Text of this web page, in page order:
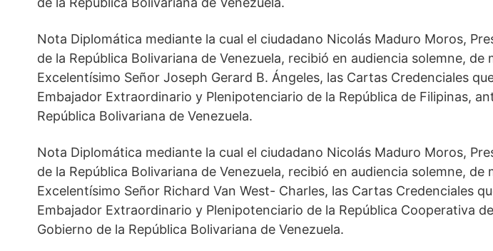
Nota Diplomática mediante la cual el ciudadano Nicolás Maduro Moros,
de la República Bolivariana de Venezuela, recibió en audiencia solemne, de
Excelentísimo Señor Joseph Gerard B. Ángeles, las Cartas Credenciales
Embajador Extraordinario y Plenipotenciario de la República de Filipinas,
República Bolivariana de Venezuela.
Nota Diplomática mediante la cual el ciudadano Nicolás Maduro Moros,
de la República Bolivariana de Venezuela, recibió en audiencia solemne, de
Excelentísimo Señor Richard Van West- Charles, las Cartas Credenciales
Embajador Extraordinario y Plenipotenciario de la República Cooperativa
Gobierno de la República Bolivariana de Venezuela.